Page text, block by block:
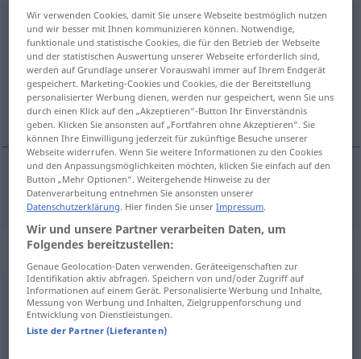
albumn
Übersicht aller Übersetzungen
(Für mehr Details die Übersetzung anklicken/antippen)
Album
Albumn album
Synonyme für "album"
annonse,brosjyre, flygeblad,hefte,reklame,skrift
verk
Wir verwenden Cookies, damit Sie unsere Webseite bestmöglich nutzen
und wir besser mit Ihnen kommunizieren können. Notwendige,
funktionale und statistische Cookies, die für den Betrieb der Webseite
und der statistischen Auswertung unserer Webseite erforderlich sind,
werden auf Grundlage unserer Vorauswahl immer auf Ihrem Endgerät
gespeichert. Marketing-Cookies und Cookies, die der Bereitstellung
personalisierter Werbung dienen, werden nur gespeichert, wenn Sie uns
durch einen Klick auf den „Akzeptieren“-Button Ihr Einverständnis
geben. Klicken Sie ansonsten auf „Fortfahren ohne Akzeptieren“. Sie
können Ihre Einwilligung jederzeit für zukünftige Besuche unserer
Webseite widerrufen. Wenn Sie weitere Informationen zu den Cookies
und den Anpassungsmöglichkeiten möchten, klicken Sie einfach auf den
Button „Mehr Optionen“. Weitergehende Hinweise zu der
Datenverarbeitung entnehmen Sie ansonsten unserer
Datenschutzerklärung. Hier finden Sie unserImpressum.
Wir und unsere Partner verarbeiten Daten, um
Folgendes bereitzustellen:
Genaue Geolocation-Daten verwenden. Geräteeigenschaften zur
Identifikation aktiv abfragen. Speichern von und/oder Zugriff auf
Informationen auf einem Gerät. Personalisierte Werbung und Inhalte,
Messung von Werbung und Inhalten, Zielgruppenforschung und
Entwicklung von Dienstleistungen.
Liste der Partner (Lieferanten)